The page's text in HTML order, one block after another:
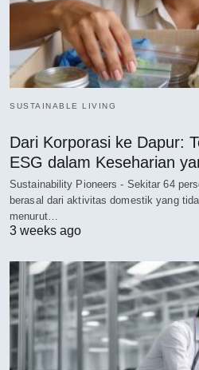
SUSTAINABLE LIVING
Dari Korporasi ke Dapur:
ESG dalam Keseharian
Sustainability Pioneers - Sekitar 64
berasal dari aktivitas domestik yang
menurut…
3 weeks ago